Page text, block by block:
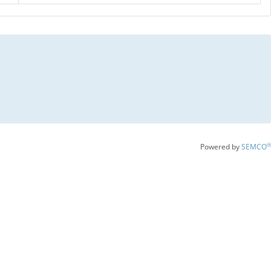
forum@bayzbe.de.
Powered bySEMCO®